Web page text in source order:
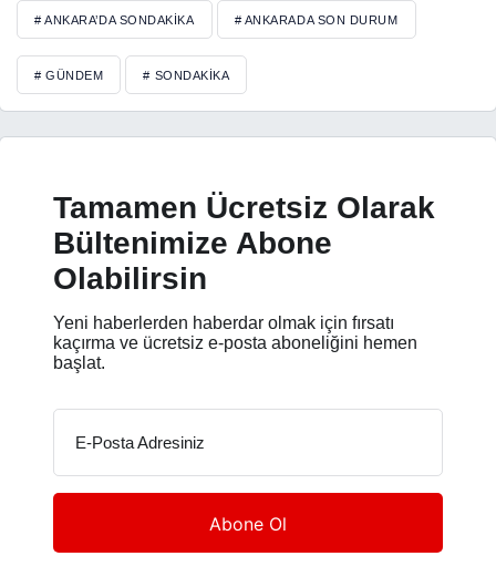
# ANKARA’DA SONDAKIKA # ANKARADA SON DURUM
# GÜNDEM # SONDAKIKA
Tamamen Ücretsiz Olarak
Bültenimize Abone
Olabilirsin
Yeni haberlerden haberdar olmak için fırsatı
kaçırma ve ücretsiz e-posta aboneliğini hemen
başlat.
E-Posta Adresiniz